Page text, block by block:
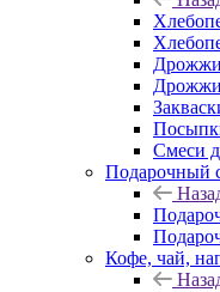
Дрожжи
Смеси
Подарочный
Кофе, чай,